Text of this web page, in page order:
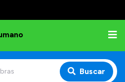
Buscar